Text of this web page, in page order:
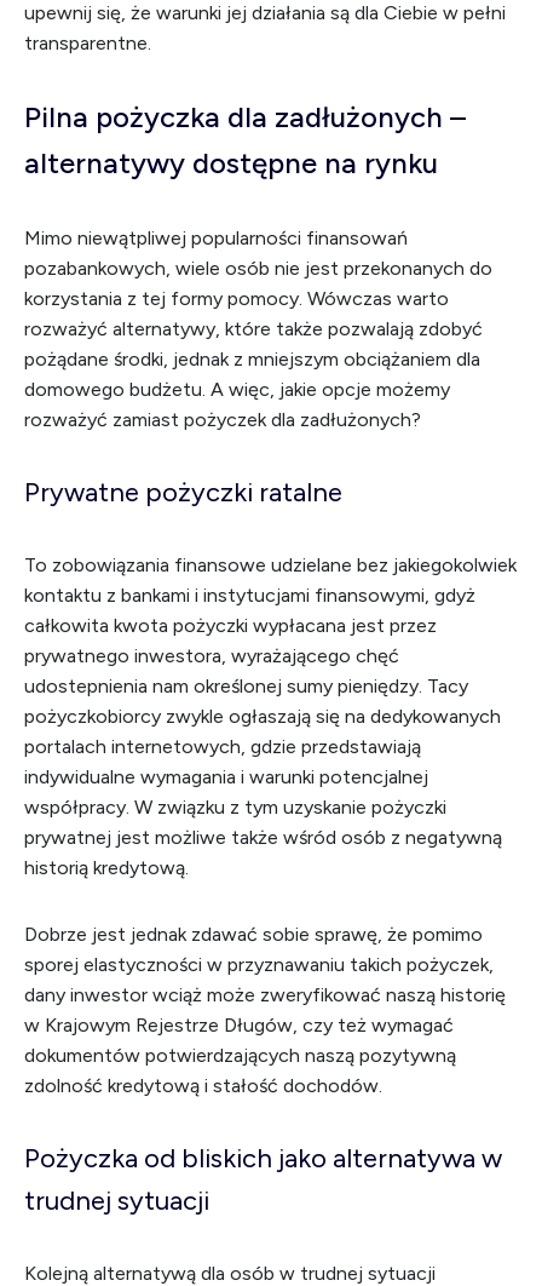
upewnij się, że warunki jej działania są dla Ciebie w pełni
transparentne.
Pilna pożyczka dla zadłużonych –
alternatywy dostępne na rynku
Mimo niewątpliwej popularności finansowań
pozabankowych, wiele osób nie jest przekonanych do
korzystania z tej formy pomocy. Wówczas warto
rozważyć alternatywy, które także pozwalają zdobyć
pożądane środki, jednak z mniejszym obciążaniem dla
domowego budżetu. A więc, jakie opcje możemy
rozważyć zamiast pożyczek dla zadłużonych?
Prywatne pożyczki ratalne
To zobowiązania finansowe udzielane bez jakiegokolwiek
kontaktu z bankami i instytucjami finansowymi, gdyż
całkowita kwota pożyczki wypłacana jest przez
prywatnego inwestora, wyrażającego chęć
udostepnienia nam określonej sumy pieniędzy. Tacy
pożyczkobiorcy zwykle ogłaszają się na dedykowanych
portalach internetowych, gdzie przedstawiają
indywidualne wymagania i warunki potencjalnej
współpracy. W związku z tym uzyskanie pożyczki
prywatnej jest możliwe także wśród osób z negatywną
historią kredytową.
Dobrze jest jednak zdawać sobie sprawę, że pomimo
sporej elastyczności w przyznawaniu takich pożyczek,
dany inwestor wciąż może zweryfikować naszą historię
w Krajowym Rejestrze Długów, czy też wymagać
dokumentów potwierdzających naszą pozytywną
zdolność kredytową i stałość dochodów.
Pożyczka od bliskich jako alternatywa w
trudnej sytuacji
Kolejną alternatywą dla osób w trudnej sytuacji